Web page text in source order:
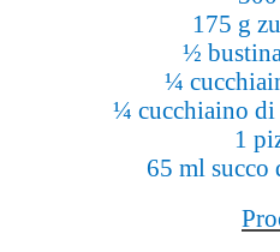
175 g
½
¼
¼ cucchiaino di
1
65 ml succo